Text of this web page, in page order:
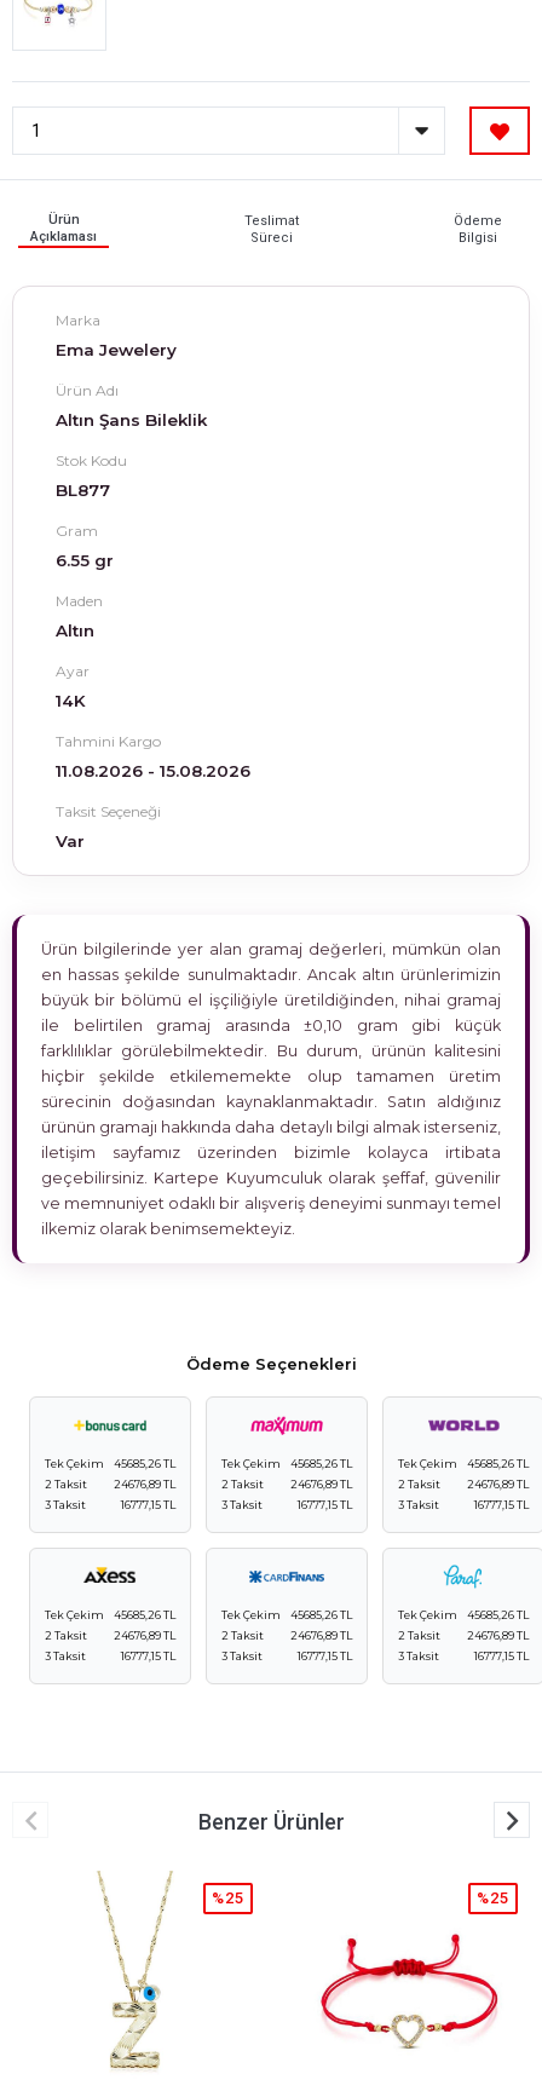
Ürün
Açıklaması
Teslimat
Süreci
Ödeme
Bilgisi
Marka
Ema Jewelery
Ürün Adı
Altın Şans Bileklik
Stok Kodu
BL877
Gram
6.55 gr
Maden
Altın
Ayar
14K
Tahmini Kargo
11.08.2026 - 15.08.2026
Taksit Seçeneği
Var
Ürün bilgilerinde yer alan gramaj değerleri, mümkün olan
en hassas şekilde sunulmaktadır. Ancak altın ürünlerimizin
büyük bir bölümü el işçiliğiyle üretildiğinden, nihai gramaj
ile belirtilen gramaj arasında ±0,10 gram gibi küçük
farklılıklar görülebilmektedir. Bu durum, ürünün kalitesini
hiçbir şekilde etkilememekte olup tamamen üretim
sürecinin doğasından kaynaklanmaktadır. Satın aldığınız
ürünün gramajı hakkında daha detaylı bilgi almak isterseniz,
iletişim sayfamız üzerinden bizimle kolayca irtibata
geçebilirsiniz. Kartepe Kuyumculuk olarak şeffaf, güvenilir
ve memnuniyet odaklı bir alışveriş deneyimi sunmayı temel
ilkemiz olarak benimsemekteyiz.
Ödeme Seçenekleri
Tek Çekim
45685,26 TL
2 Taksit
24676,89 TL
3 Taksit
16777,15 TL
Tek Çekim
45685,26 TL
2 Taksit
24676,89 TL
3 Taksit
16777,15 TL
Tek Çekim
45685,26 TL
2 Taksit
24676,89 TL
3 Taksit
16777,15 TL
Tek Çekim
45685,26 TL
2 Taksit
24676,89 TL
3 Taksit
16777,15 TL
Tek Çekim
45685,26 TL
2 Taksit
24676,89 TL
3 Taksit
16777,15 TL
Tek Çekim
45685,26 TL
2 Taksit
24676,89 TL
3 Taksit
16777,15 TL
Benzer Ürünler
%25 %25